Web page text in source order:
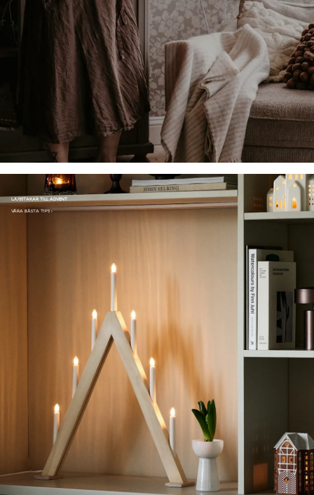
LJUSSTAKAR TILL ADVENT
VÅRA BÄSTA TIPS ›